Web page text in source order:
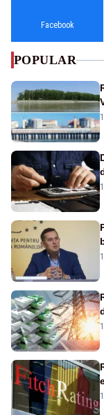
Facebook
POPULAR